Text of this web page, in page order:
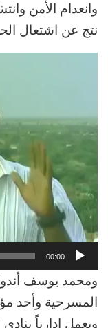
وانعدام الأمن
نتج عن اشتعال
00:00
ومحمد يوسف
المسرحية وأحد
ويعمل إدارياً